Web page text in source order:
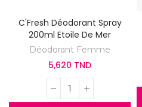
C'Fresh Déodorant Spray
200ml Etoile De Mer
Déodorant Femme
5,620 TND